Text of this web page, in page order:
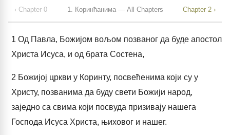
‹ Chapter 0 1. Коринћанима — All Chapters Chapter 2 ›
1 Од Павла, Божијом вољом позваног да буде апостол
Христа Исуса, и од брата Состена,
2 Божијој цркви у Коринту, посвећенима који су у
Христу, позванима да буду свети Божији народ,
заједно са свима који посвуда призивају нашега
Господа Исуса Христа, њиховог и нашег.